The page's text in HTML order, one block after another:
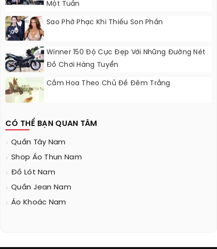
Một Tuần
Sao Phờ Phạc Khi Thiếu Son Phấn
Winner 150 Độ Cực Đẹp Với Những Đường Nét
Đồ Chơi Hàng Tuyển
Cắm Hoa Theo Chủ Đề Đêm Trắng
CÓ THỂ BẠN QUAN TÂM
Quần Tây Nam
Shop Áo Thun Nam
Đồ Lót Nam
Quần Jean Nam
Áo Khoác Nam